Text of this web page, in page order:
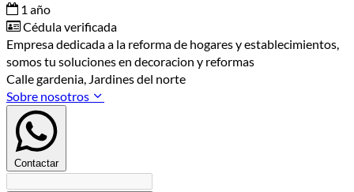
1 año
Cédula verificada
Empresa dedicada a la reforma de hogares y establecimientos,
somos tu soluciones en decoracion y reformas
Calle gardenia, Jardines del norte
Sobre nosotros
Contactar